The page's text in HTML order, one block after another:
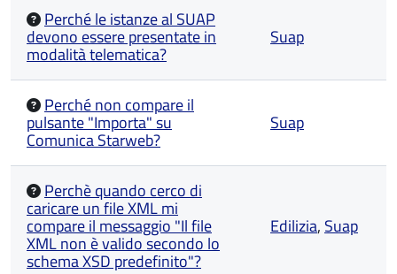
Perché le istanze al SUAP
devono essere presentate in
modalità telematica?
Suap
Perché non compare il
pulsante "Importa" su
Comunica Starweb?
Suap
Perchè quando cerco di
caricare un file XML mi
compare il messaggio "Il file
XML non è valido secondo lo
schema XSD predefinito"?
Edilizia, Suap